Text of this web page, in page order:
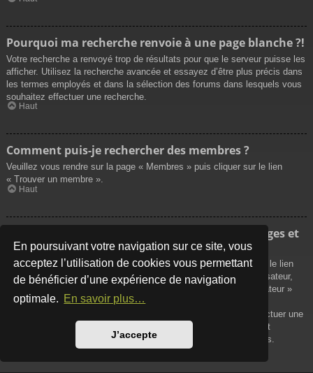
En poursuivant votre navigation sur ce site, vous
acceptez l’utilisation de cookies vous permettant
de bénéficier d’une expérience de navigation
optimale. En savoir plus…
J’accepte
Pourquoi ma recherche renvoie à une page blanche ?!
Votre recherche a renvoyé trop de résultats pour que le serveur puisse les
afficher. Utilisez la recherche avancée et essayez d’être plus précis dans
les termes employés et dans la sélection des forums dans lesquels vous
souhaitez effectuer une recherche.
Haut
Comment puis-je rechercher des membres ?
Veuillez vous rendre sur la page « Membres » puis cliquer sur le lien
« Trouver un membre ».
Haut
Comment puis-je retrouver mes propres messages et
sujets ?
Vos propres messages peuvent être affichés soit en cliquant sur le lien
« Afficher vos messages » dans le panneau de contrôle de l’utilisateur,
soit en cliquant sur le lien « Rechercher les messages de l’utilisateur »
sur la page de votre propre profil ou soit en cliquant sur le menu
« Raccourcis » situé sur la partie supérieure du forum. Pour effectuer une
recherche de vos propres sujets, utilisez la recherche avancée et
remplissez convenablement les options qui vous sont disponibles.